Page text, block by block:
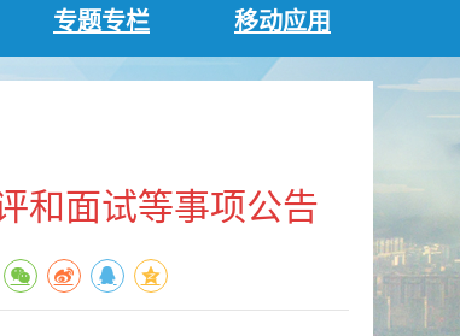
专题专栏 移动应用
和面试等事项公告